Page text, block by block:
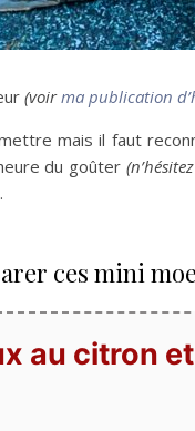
(voirma publication
mais il faut
du goûter
ces mini
au citron